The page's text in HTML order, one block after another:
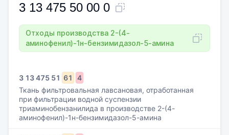
3 13 475 50 00 0
Отходы производства 2-(4-
аминофенил)-1н-бензимидазол-5-амина
3 13475 51 61
4
Ткань фильтровальная лавсановая, отработанная
при фильтрации водной суспензии
триаминобензанилида в производстве 2-(4-
аминофенил)-1н-бензимидазол-5-амина